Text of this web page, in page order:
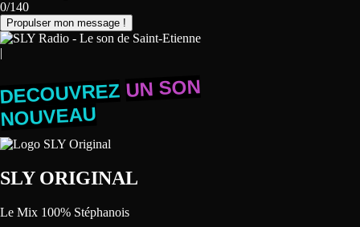
0/140
Propulser mon message !
|
UN SON
NOUVEAU
SLY ORIGINAL
Le Mix 100% Stéphanois